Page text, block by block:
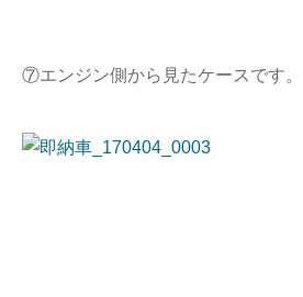
⑦エンジン側から見たケースです。